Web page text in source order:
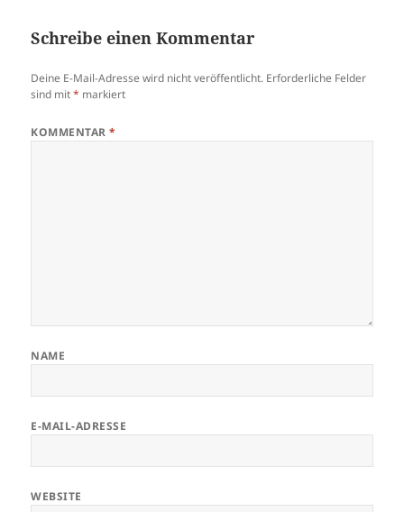
Schreibe einen Kommentar
Deine E-Mail-Adresse wird nicht veröffentlicht. Erforderliche Felder
sind mit* markiert
KOMMENTAR*
NAME
E-MAIL-ADRESSE
WEBSITE